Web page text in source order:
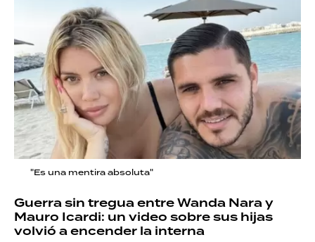
"Es una mentira absoluta"
Guerra sin tregua entre Wanda Nara y
Mauro Icardi: un video sobre sus hijas
volvió a encender la interna